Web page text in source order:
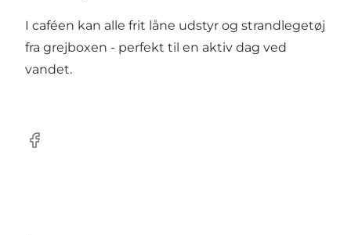
I caféen kan alle frit låne udstyr og strandlegetøj
fra grejboxen - perfekt til en aktiv dag ved
vandet.
Facebook